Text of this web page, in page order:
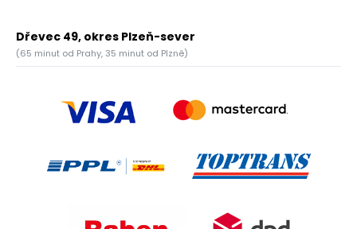
Dřevec 49, okres Plzeň-sever
(65 minut od Prahy, 35 minut od Plzně)